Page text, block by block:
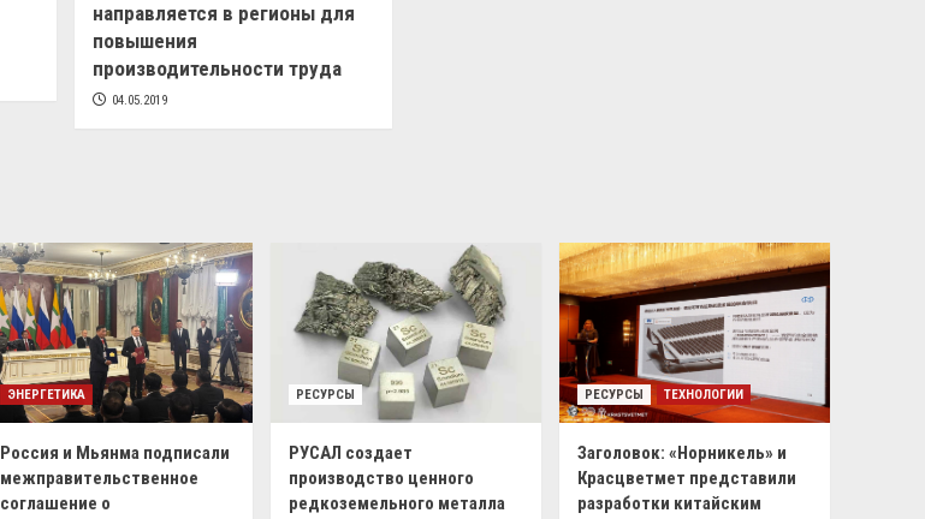
направляется в регионы для
повышения
производительности труда
04.05.2019
ЭНЕРГЕТИКА
Россия и Мьянма подписали
межправительственное
соглашение о
РЕСУРСЫ
РУСАЛ создает
производство ценного
редкоземельного металла
РЕСУРСЫ ТЕХНОЛОГИИ
Заголовок: «Норникель» и
Красцветмет представили
разработки китайским